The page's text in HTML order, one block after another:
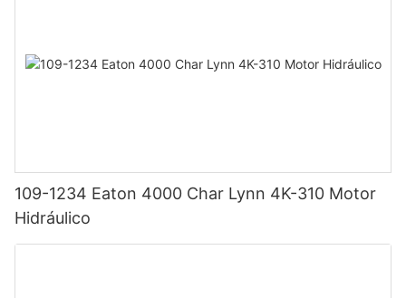
109-1234 Eaton 4000 Char Lynn 4K-310 Motor
Hidráulico